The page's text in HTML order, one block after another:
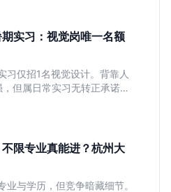
实习：视觉岗唯一名额
习仅招1名视觉设计。背靠人
但属日常实习无转正承诺。
接受严谨流程的设计生，想
限专业真能进？杭州大
与学历，但竞争暗藏细节。